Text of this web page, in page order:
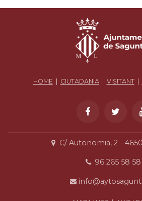
HOME| CIUTADANIA| VISITANT|
C/ Autonomia, 2 -
96 265 58 58